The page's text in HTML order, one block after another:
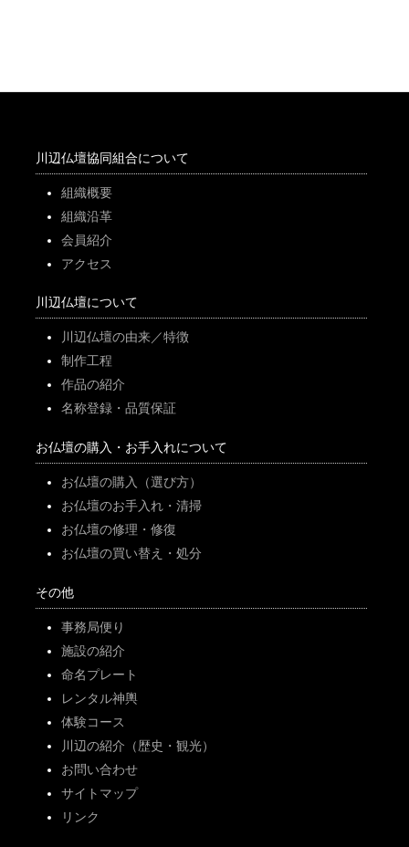
川辺仏壇協同組合について
組織概要
組織沿革
会員紹介
アクセス
川辺仏壇について
川辺仏壇の由来／特徴
制作工程
作品の紹介
名称登録・品質保証
お仏壇の購入・お手入れについて
お仏壇の購入（選び方）
お仏壇のお手入れ・清掃
お仏壇の修理・修復
お仏壇の買い替え・処分
その他
事務局便り
施設の紹介
命名プレート
レンタル神輿
体験コース
川辺の紹介（歴史・観光）
お問い合わせ
サイトマップ
リンク